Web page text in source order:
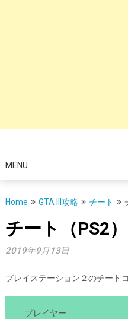
MENU
Home GTA III攻略 チート
チート（PS2）
2019年9月13日
プレイステーション２のチート
プレイヤー